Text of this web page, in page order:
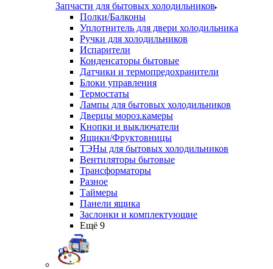
Запчасти для бытовых холодильников
Полки/Балконы
Уплотнитель для двери холодильника
Ручки для холодильников
Испарители
Конденсаторы бытовые
Датчики и термопредохранители
Блоки управления
Термостаты
Лампы для бытовых холодильников
Дверцы мороз.камеры
Кнопки и выключатели
Ящики/Фруктовницы
ТЭНы для бытовых холодильников
Вентиляторы бытовые
Трансформаторы
Разное
Таймеры
Панели ящика
Заслонки и комплектующие
Ещё 9